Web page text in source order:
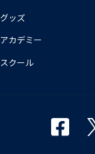
グッズ
アカデミー
スクール